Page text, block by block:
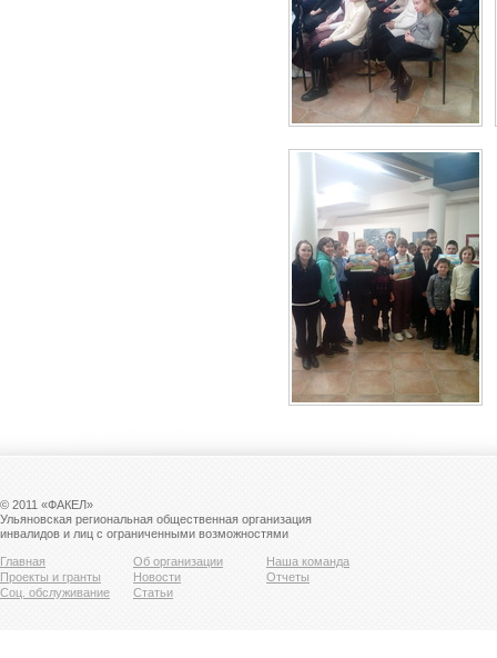
© 2011 «ФАКЕЛ»
Ульяновская региональная общественная организация
инвалидов и лиц с ограниченными возможностями
Главная Об организации
Наша команда
Проекты и гранты
Новости
Отчеты
Соц. обслуживание
Статьи